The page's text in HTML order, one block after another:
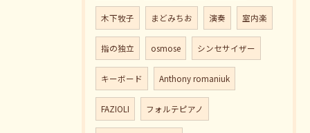
木下牧子 まどみちお 演奏 室内楽
指の独立 osmose シンセサイザー
キーボード Anthony romaniuk
FAZIOLI フォルテピアノ